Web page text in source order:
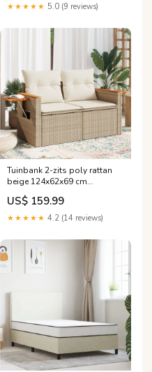
★★★★★ 5.0 (9 reviews)
Tuinbank 2-zits poly rattan
beige 124x62x69 cm
Upsell_fotostudio_accessoires
US$ 159.99
★★★★★ 4.2 (14 reviews)